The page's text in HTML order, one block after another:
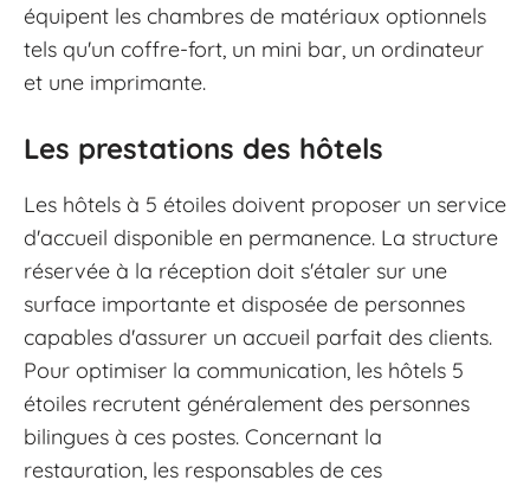
équipent les chambres de matériaux optionnels
tels qu'un coffre-fort, un mini bar, un ordinateur
et une imprimante.
Les prestations des hôtels
Les hôtels à 5 étoiles doivent proposer un service
d'accueil disponible en permanence. La structure
réservée à la réception doit s'étaler sur une
surface importante et disposée de personnes
capables d'assurer un accueil parfait des clients.
Pour optimiser la communication, les hôtels 5
étoiles recrutent généralement des personnes
bilingues à ces postes. Concernant la
restauration, les responsables de ces